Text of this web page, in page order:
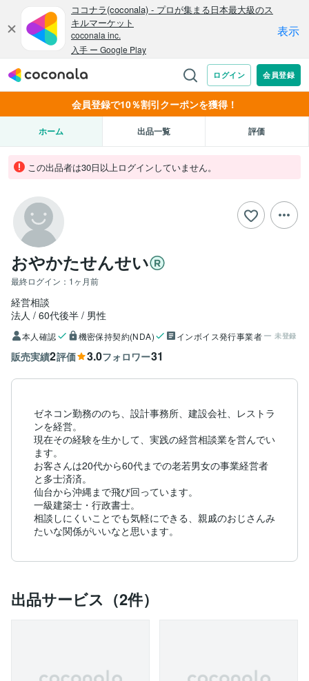
会員登録で10％割引クーポンを獲得！
ホーム 出品一覧 評価
この出品者は30日以上ログインしていません。
おやかたせんせい
最終ログイン： 1ヶ月前
経営相談
法人
60代後半 男性
本人確認 機密保持契約(NDA) インボイス発行事業者 未登録
販売実績2評価 3.0フォロワー31
ゼネコン勤務ののち、設計事務所、建設会社、レストラ
ンを経営。
現在その経験を生かして、実践の経営相談業を営んでい
ます。
お客さんは20代から60代までの老若男女の事業経営者
と多士済済。
仙台から沖縄まで飛び回っています。
一級建築士・行政書士。
相談しにくいことでも気軽にできる、親戚のおじさんみ
たいな関係がいいなと思います。
出品サービス（2件）